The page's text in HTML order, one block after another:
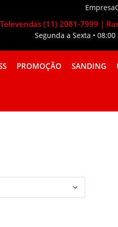
Empresa
PROMOÇÃO SANDING
Televendas (11) 2081-7999 |
Segunda a Sexta • 08:00